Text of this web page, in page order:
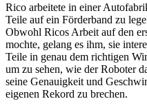
Rico arbeitete in einer
Teile auf ein Förderband zu
Obwohl Ricos Arbeit auf den
mochte, gelang es ihm, sie
Teile in genau dem richtigen
um zu sehen, wie der Roboter
seine Genauigkeit und
eigenen Rekord zu brechen.